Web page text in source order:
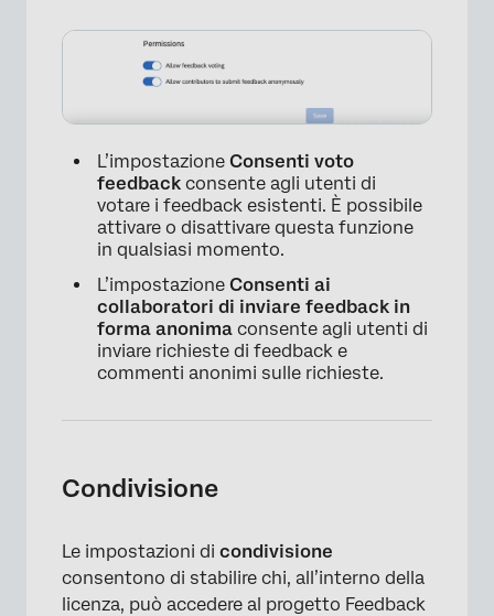
×
L’impostazione Consenti voto
feedback consente agli utenti di
votare i feedback esistenti. È possibile
attivare o disattivare questa funzione
in qualsiasi momento.
L’impostazione Consenti ai
collaboratori di inviare feedback in
forma anonima consente agli utenti di
inviare richieste di feedback e
commenti anonimi sulle richieste.
Condivisione
Le impostazioni di condivisione
consentono di stabilire chi, all’interno della
licenza, può accedere al progetto Feedback